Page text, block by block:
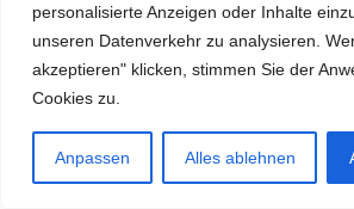
personalisierte Anzeigen oder Inhalte
unseren Datenverkehr zu analysieren.
akzeptieren" klicken, stimmen Sie der
Cookies zu.
Anpassen Alles ablehnen
Verfasserin/des Verfassers wieder.
Die Fotos stammen aus den
Wolfgang Fingerle, Martin
Hofer, Katja Hanke, Ruth Kinzler,
u.a.